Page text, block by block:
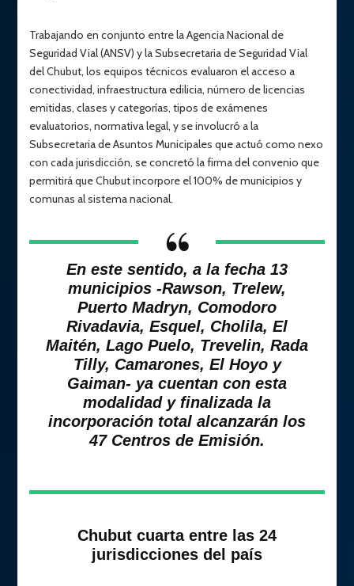
Trabajando en conjunto entre la Agencia Nacional de
Seguridad Vial (ANSV) y la Subsecretaria de Seguridad Vial
del Chubut, los equipos técnicos evaluaron el acceso a
conectividad, infraestructura edilicia, número de licencias
emitidas, clases y categorías, tipos de exámenes
evaluatorios, normativa legal, y se involucró a la
Subsecretaria de Asuntos Municipales que actuó como nexo
con cada jurisdicción, se concretó la firma del convenio que
permitirá que Chubut incorpore el 100% de municipios y
comunas al sistema nacional.
En este sentido, a la fecha 13
municipios -Rawson, Trelew,
Puerto Madryn, Comodoro
Rivadavia, Esquel, Cholila, El
Maitén, Lago Puelo, Trevelin, Rada
Tilly, Camarones, El Hoyo y
Gaiman- ya cuentan con esta
modalidad y finalizada la
incorporación total alcanzarán los
47 Centros de Emisión.
Chubut cuarta entre las 24
jurisdicciones del país